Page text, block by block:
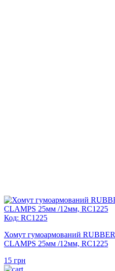
Код: RC1225
Хомут гумоармований RUBBER
CLAMPS 25мм /12мм, RC1225
15 грн